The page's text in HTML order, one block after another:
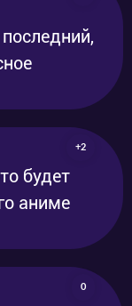
+2
будет
аниме
0